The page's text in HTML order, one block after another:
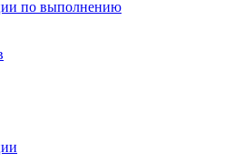
по выполнению